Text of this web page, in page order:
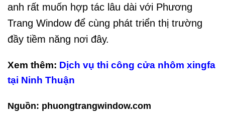
anh rất muốn hợp tác lâu dài với Phương
Trang Window để cùng phát triển thị trường
đầy tiềm năng nơi đây.
Xem thêm: Dịch vụ thi công cửa nhôm xingfa
tại Ninh Thuận
Nguồn: phuongtrangwindow.com